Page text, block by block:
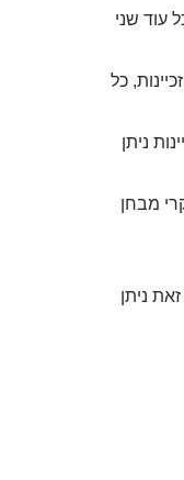
עוד שני
כל
ניתן
מבחן
ניתן